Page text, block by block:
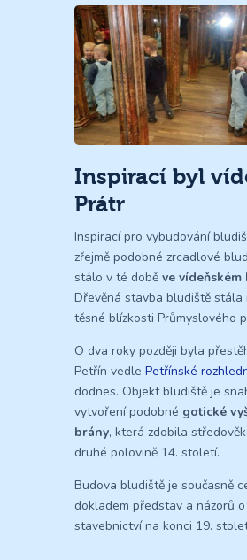
Inspirací byl
Prátr
Inspirací pro vybudování
zřejmě podobné zrcadlové
stálo v té době ve vídeňském
Dřevěná stavba bludiště stála
těsné blízkosti Průmyslového
O dva roky později byla
Petřín vedle Petřínské
dodnes. Objekt bludiště je
vytvoření podobné gotické
brány, která zdobila
druhé polovině 14. století.
Budova bludiště je současně
dokladem představ a názorů
stavebnictví na konci 19.